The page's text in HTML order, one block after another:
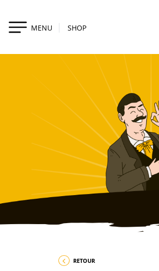
MENU SHOP
RETOUR